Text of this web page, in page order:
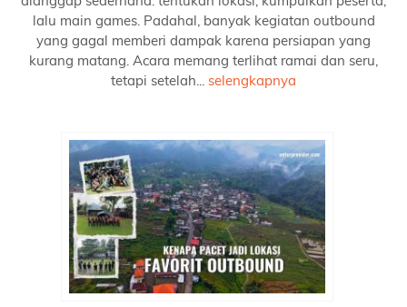
lalu main games. Padahal, banyak kegiatan outbound
yang gagal memberi dampak karena persiapan yang
kurang matang. Acara memang terlihat ramai dan seru,
tetapi setelah... selengkapnya